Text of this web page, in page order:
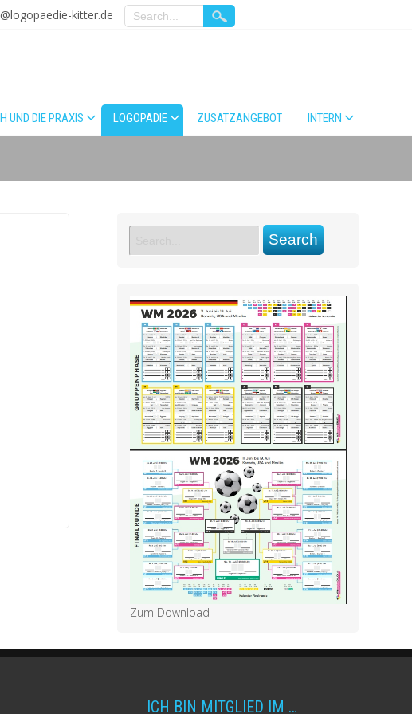
kitter.de
UND DIE PRAXIS LOGOPÄDIE ZUSATZANGEBOT INTERN
Zum Download
ICH BIN MITGLIED IM …